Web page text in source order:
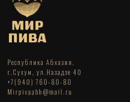
Республика Абхазия,
г.Сухум, ул.Назадзе 40
+7(940) 760-80-80
Mirpivaabh@mail.ru